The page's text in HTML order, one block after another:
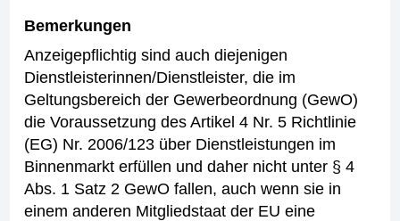
Bemerkungen
Anzeigepflichtig sind auch diejenigen
Dienstleisterinnen/Dienstleister, die im
Geltungsbereich der Gewerbeordnung (GewO)
die Voraussetzung des Artikel 4 Nr. 5 Richtlinie
(EG) Nr. 2006/123 über Dienstleistungen im
Binnenmarkt erfüllen und daher nicht unter § 4
Abs. 1 Satz 2 GewO fallen, auch wenn sie in
einem anderen Mitgliedstaat der EU eine